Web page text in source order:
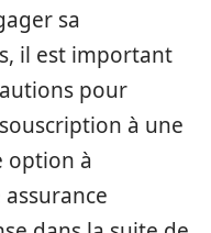
sa
il est important
pour
à une
option à